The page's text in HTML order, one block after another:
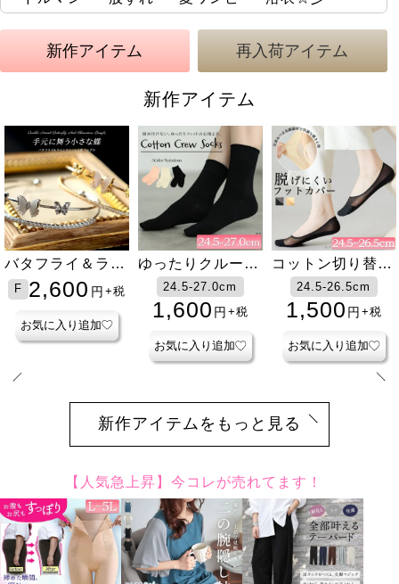
新作アイテム 再入荷アイテム
新作アイテム
ゆったりクルーソ
ックス24.5-27.0cm
お気に入り追加
コットン切り替え
フットカバーソッ
クス
24.5-26.5cm
1,500 円 +税
お気に入り追加
メッシュ切り替え
フットカバーソッ
クス
24.5-27.0cm
1,500 円 +税
お気に入り追加
新作アイテムをもっと見る
ワッシャーシアー
ロングシャツ
L-6L
お気に入り追加
レースフレアスリ
ーブバックギャザ
ープルオーバー
3L-5L
2,980 円 +税
お気に入り追加
ワッフルベストフ
ェイクレイヤード
プルオーバー
LL-5L
3,980 円 +税
お気に入り追加
【人気急上昇】今コレが売れてます！